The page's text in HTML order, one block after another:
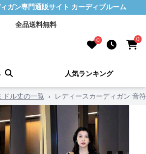
ガン専門通販サイト カーディブルーム
全品送料無料
0 0
人気ランキング
ドル丈の一覧 › レディースカーディガン 音